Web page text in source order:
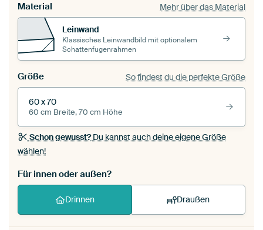
Material Mehr über das Material
Leinwand
Klassisches Leinwandbild mit optionalem
Schattenfugenrahmen
Größe So findest du die perfekte Größe
60 x 70
60 cm Breite, 70 cm Höhe
Schon gewusst?Du kannst auch deine eigene Größe
wählen!
Für innen oder außen?
Drinnen Draußen